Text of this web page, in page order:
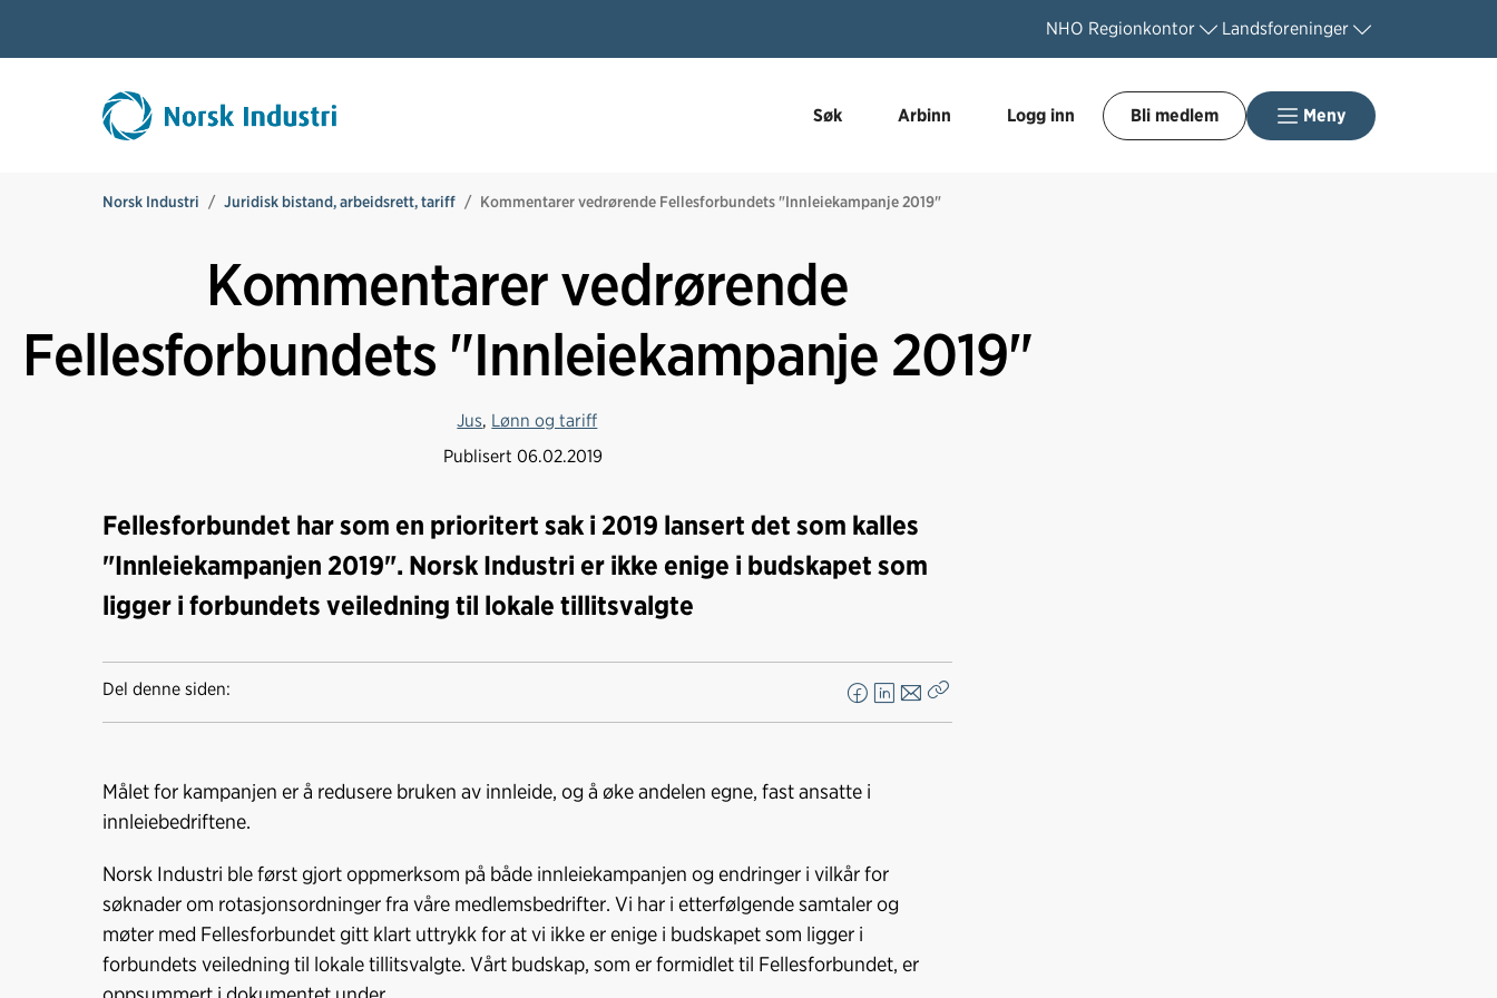
NHO Regionkontor Landsforeninger
Søk Arbinn Logg inn Bli medlem Meny
Norsk Industri Juridisk bistand, arbeidsrett, tariff Kommentarer vedrørende Fellesforbundets "Innleiekampanje 2019"
Kommentarer vedrørende
Fellesforbundets "Innleiekampanje 2019"
Jus, Lønn og tariff
Publisert 06.02.2019
Fellesforbundet har som en prioritert sak i 2019 lansert det som kalles
"Innleiekampanjen 2019". Norsk Industri er ikke enige i budskapet som
ligger i forbundets veiledning til lokale tillitsvalgte
Del denne siden:
F
e
o
k
L
I
E
Målet for kampanjen er å redusere bruken av innleide, og å øke andelen egne, fast ansatte i
innleiebedriftene.
Norsk Industri ble først gjort oppmerksom på både innleiekampanjen og endringer i vilkår for
søknader om rotasjonsordninger fra våre medlemsbedrifter. Vi har i etterfølgende samtaler og
møter med Fellesforbundet gitt klart uttrykk for at vi ikke er enige i budskapet som ligger i
forbundets veiledning til lokale tillitsvalgte. Vårt budskap, som er formidlet til Fellesforbundet, er